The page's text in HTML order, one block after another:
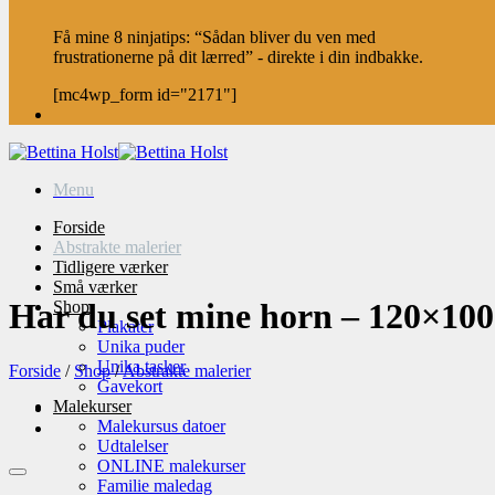
Få mine 8 ninjatips: “Sådan bliver du ven med
frustrationerne på dit lærred” - direkte i din indbakke.
[mc4wp_form id="2171"]
Menu
Forside
Abstrakte malerier
Tidligere værker
Små værker
Shop
Plakater
Unika puder
Unika tasker
Gavekort
Malekurser
Malekursus datoer
Udtalelser
ONLINE malekurser
Familie maledag
Har du set mine horn –
Forside / Shop /Abstrakte malerier